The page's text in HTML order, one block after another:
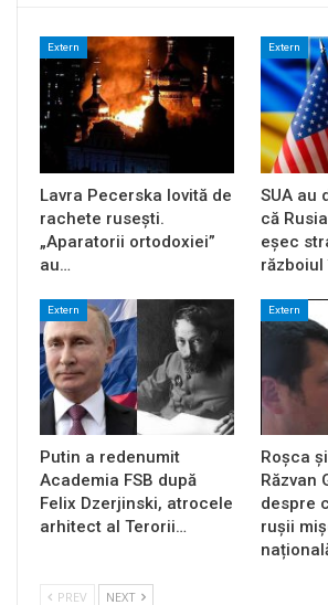
Extern
Lavra Pecerska lovită de
rachete rusești.
„Aparatorii ortodoxiei”
au…
Extern
SUA au
că
eșec
Extern
Putin a redenumit
Academia FSB după
Felix Dzerjinski, atrocele
arhitect al Terorii…
Extern
Roșca
Răzvan
despre
rușii
PREV NEXT